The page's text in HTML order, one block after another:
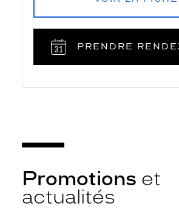
PRENDRE
Promotions et
actualités